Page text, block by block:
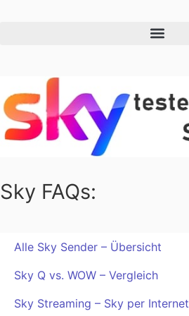
Sky FAQs:
Alle Sky Sender – Übersicht
Sky Q vs. WOW – Vergleich
Sky Streaming – Sky per Internet